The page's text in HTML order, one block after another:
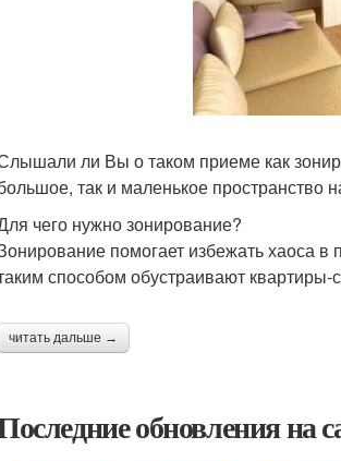
ли Вы о таком приеме как
так и маленькое пространство
чего нужно зонирование?
помогает избежать хаоса
способом обустраивают квартиры-
читать дальше →
обновления на